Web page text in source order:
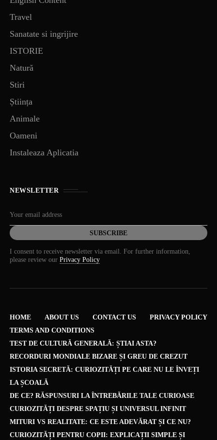
Travel
Sanatate si ingrijire
ISTORIE
Natură
Stiri
Știința
Animale
Oameni
Instaleaza Aplicatia
NEWSLETTER
I consent to receive newsletter via email. For further information,
please review our Privacy Policy
HOME ABOUT US CONTACT US
PRIVACY POLICY
TERMS AND CONDITIONS
TEST DE CULTURĂ GENERALĂ: ȘTIAI ASTA?
RECORDURI MONDIALE BIZARE ȘI GREU DE CREZUT
ISTORIA SECRETĂ: CURIOZITĂȚI PE CARE NU LE ÎNVEȚI
LA ȘCOALĂ
DE CE? RĂSPUNSURI LA ÎNTREBĂRILE TALE CURIOASE
CURIOZITĂȚI DESPRE SPAȚIU ȘI UNIVERSUL INFINIT
MITURI VS REALITATE: CE ESTE ADEVĂRAT ȘI CE NU?
CURIOZITĂȚI PENTRU COPII: EXPLICAȚII SIMPLE ȘI